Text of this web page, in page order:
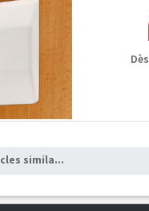
Dès
› Voir plus d'articles similaires